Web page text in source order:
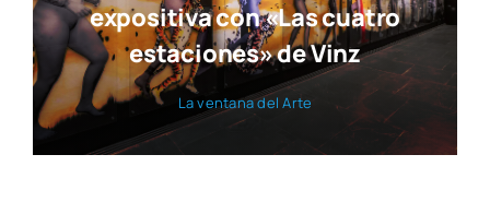
expositiva con «Las cuatro
estaciones» de Vinz
La ven­ta­na del Arte